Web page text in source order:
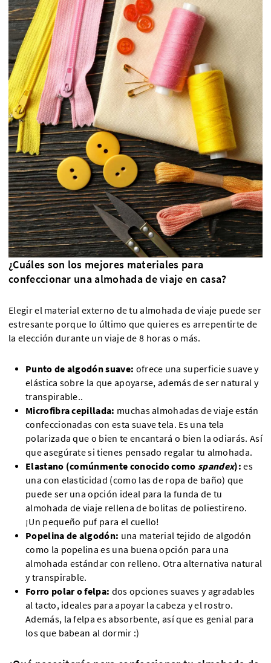
¿Cuáles son los mejores materiales para
confeccionar una almohada de viaje en casa?
Elegir el material externo de tu almohada de viaje puede ser
estresante porque lo último que quieres es arrepentirte de
la elección durante un viaje de 8 horas o más.
Punto de algodón suave: ofrece una superficie suave y
elástica sobre la que apoyarse, además de ser natural y
transpirable..
Microfibra cepillada: muchas almohadas de viaje están
confeccionadas con esta suave tela. Es una tela
polarizada que o bien te encantará o bien la odiarás. Así
que asegúrate si tienes pensado regalar tu almohada.
Elastano (comúnmente conocido como spandex): es
una con elasticidad (como las de ropa de baño) que
puede ser una opción ideal para la funda de tu
almohada de viaje rellena de bolitas de poliestireno.
¡Un pequeño puf para el cuello!
Popelina de algodón: una material tejido de algodón
como la popelina es una buena opción para una
almohada estándar con relleno. Otra alternativa natural
y transpirable.
Forro polar o felpa: dos opciones suaves y agradables
al tacto, ideales para apoyar la cabeza y el rostro.
Además, la felpa es absorbente, así que es genial para
los que babean al dormir :)